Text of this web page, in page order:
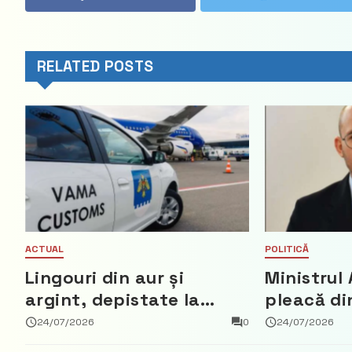
RELATED POSTS
ACTUAL
Lingouri din aur și
argint, depistate la
vama Aeroport
24/07/2026 0
POLITICĂ
Ministrul
pleacă
ce a
24/07/2026